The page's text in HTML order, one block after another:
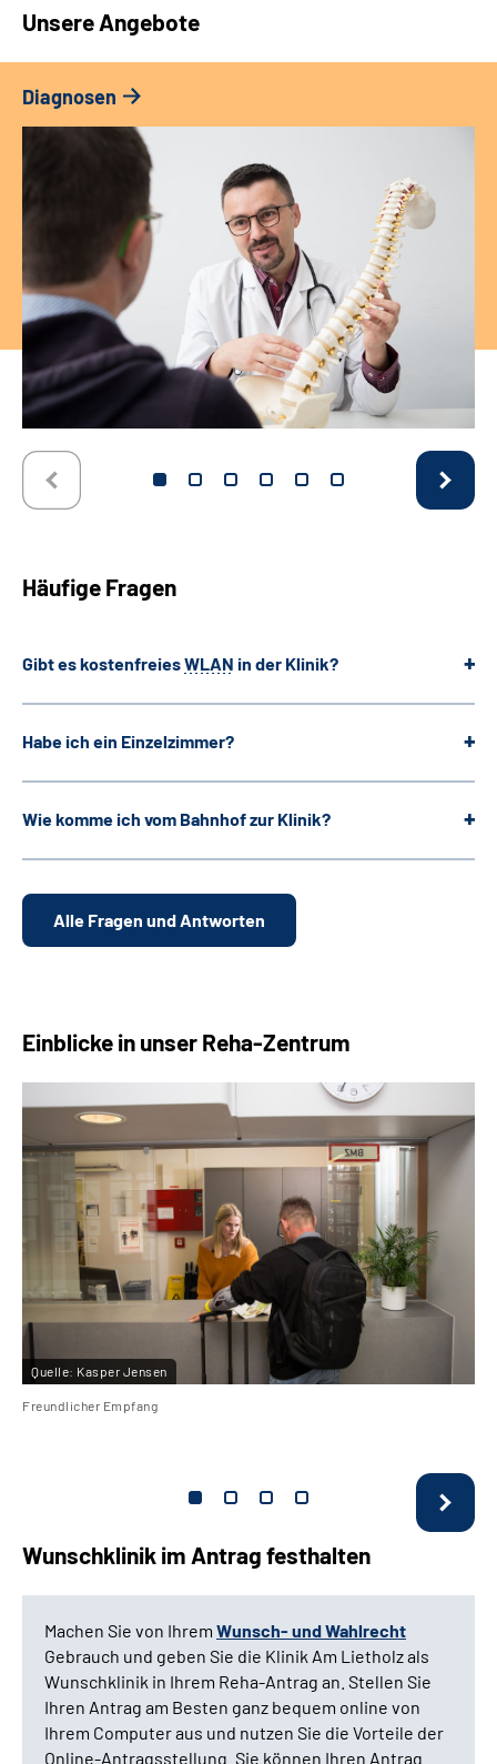
Unsere Angebote
Diagnosen
Häufige Fragen
Gibt es kostenfreiesWLAN in der Klinik?
Habe ich ein Einzelzimmer?
Wie komme ich vom Bahnhof zur Klinik?
Alle Fragen und Antworten
Einblicke in unser Reha-Zentrum
Quelle: Kasper Jensen
Freundlicher Empfang
Wunschklinik im Antrag festhalten
Machen Sie von Ihrem Wunsch- und Wahlrecht
Gebrauch und geben Sie die Klinik Am Lietholz als
Wunschklinik in Ihrem Reha-Antrag an. Stellen Sie
Ihren Antrag am Besten ganz bequem online von
Ihrem Computer aus und nutzen Sie die Vorteile der
Online-Antragsstellung. Sie können Ihren Antrag